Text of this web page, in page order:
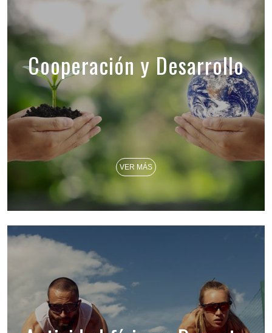
Cooperación y Desarrollo
VER MÁS